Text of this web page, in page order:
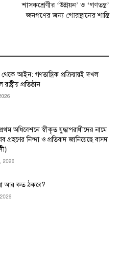
শাসকশ্রেণীর ‘উন্নয়ন’ ও ‘গণতন্ত্র’
— জনগণের জন্য গোরস্থানের শান্তি
আইন: গণতান্ত্রিক প্রক্রিয়ায়ই দখল
প্রতিষ্ঠান
অধিবেশনে স্বীকৃত যুদ্ধাপরাধীদের নামে
গ্রহণের নিন্দা ও প্রতিবাদ জানিয়েছে বাসদ
2026
আর কত ঠকবে?